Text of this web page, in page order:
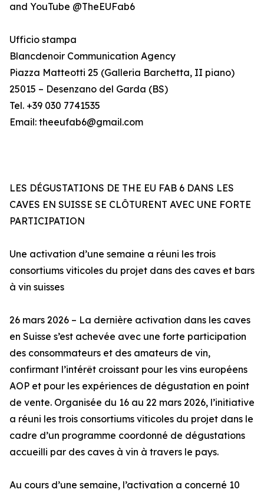
and YouTube @TheEUFab6
Ufficio stampa
Blancdenoir Communication Agency
Piazza Matteotti 25 (Galleria Barchetta, II piano)
25015 – Desenzano del Garda (BS)
Tel. +39 030 7741535
Email: theeufab6@gmail.com
LES DÉGUSTATIONS DE THE EU FAB 6 DANS LES
CAVES EN SUISSE SE CLÔTURENT AVEC UNE FORTE
PARTICIPATION
Une activation d’une semaine a réuni les trois
consortiums viticoles du projet dans des caves et bars
à vin suisses
26 mars 2026 – La dernière activation dans les caves
en Suisse s’est achevée avec une forte participation
des consommateurs et des amateurs de vin,
confirmant l’intérêt croissant pour les vins européens
AOP et pour les expériences de dégustation en point
de vente. Organisée du 16 au 22 mars 2026, l’initiative
a réuni les trois consortiums viticoles du projet dans le
cadre d’un programme coordonné de dégustations
accueilli par des caves à vin à travers le pays.
Au cours d’une semaine, l’activation a concerné 10